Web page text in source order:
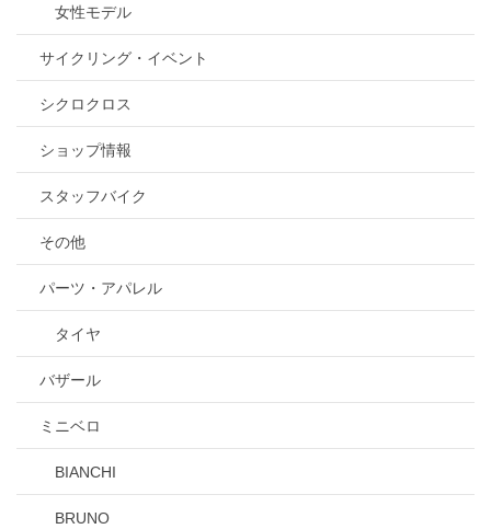
女性モデル
サイクリング・イベント
シクロクロス
ショップ情報
スタッフバイク
その他
パーツ・アパレル
タイヤ
バザール
ミニベロ
BIANCHI
BRUNO